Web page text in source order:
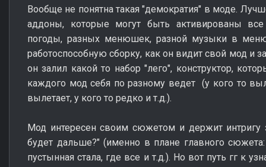
Вообще не понятна такая "демократия" в моде.
аддоны, которые могут быть активированы
погоды, разных менюшек, разной музыки в
работоспособную сборку, как он видит свой мод и
он залил какой то набор "лего", конструктор,
каждого мод себя по разному ведет (у кого то
вылетает, у кого то редко и т.д.).
Мод интересен своим сюжетом и держит интригу
будет дальше?" (именно в плане главного
пустынная стала, где все и т.д.). Но вот путь гг к